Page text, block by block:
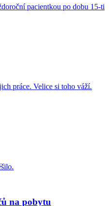
pacientkou po dobu 15-ti
práce. Velice si toho váží.
na pobytu